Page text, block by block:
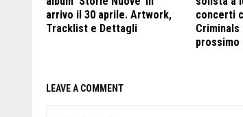
arrivo il 30 aprile. Artwork,
Tracklist e Dettagli
concerti
Criminals
prossimo
LEAVE A COMMENT